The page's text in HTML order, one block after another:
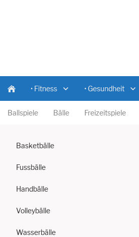
• Fitness • Gesundheit
Ballspiele Bälle Freizeitspiele
Basketbälle
Fussbälle
Handbälle
Volleybälle
Wasserbälle